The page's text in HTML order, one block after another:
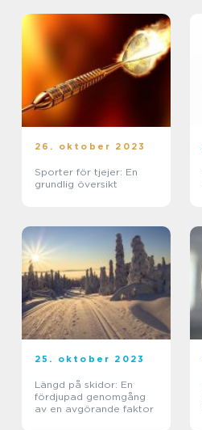
26. oktober 2023
Sporter för tjejer: En
grundlig översikt
25. oktober 2023
Längd på skidor: En
fördjupad genomgång
av en avgörande faktor